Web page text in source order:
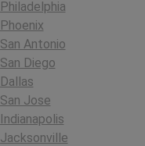
Philadelphia
Phoenix
San Antonio
San Diego
Dallas
San Jose
Indianapolis
Jacksonville